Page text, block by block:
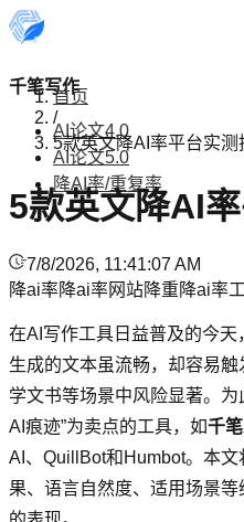
千笔写作
AI论文4.0
AI论文5.0
降AI率/重复率
首页
/
5款英文降AI率平台实测
5款英文降AI
7/8/2026, 11:41:07 AM
降ai率降ai率网站降重降ai率
在AI写作工具日益普及的今天
生成的文本虽流畅，却容易
学文书等场景中风险显著。
AI痕迹”为卖点的工具，如千笔
AI、QuillBot和Humbot。本
果、语言自然度、适用场景